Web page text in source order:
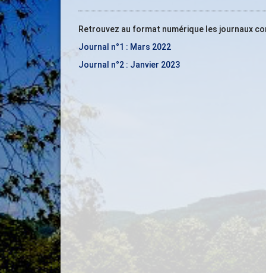
Retrouvez au format numérique les journaux
Journal n°1 : Mars 2022
Journal n°2 : Janvier 2023